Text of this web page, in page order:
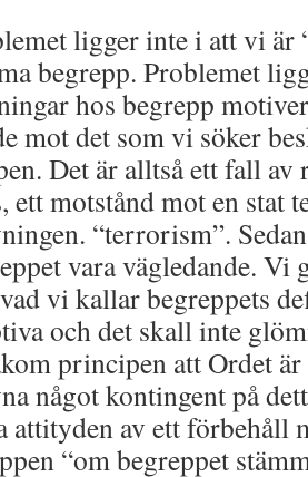
ligger inte i att vi är
begrepp. Problemet
hos begrepp
mot det som vi söker
Det är alltså ett fall
ett motstånd mot en stat
“terrorism”.
vara vägledande.
vi kallar begreppets
och det skall inte
principen att Ordet är
något kontingent på
attityden av ett förbehåll
“om begreppet